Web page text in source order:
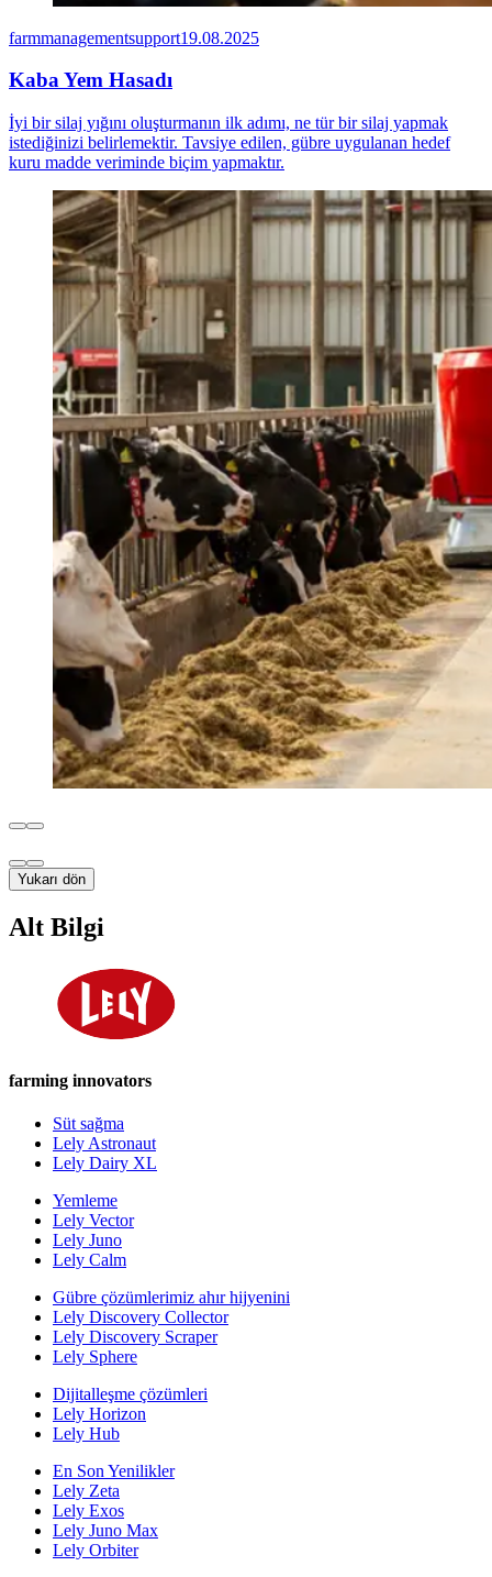
farmmanagementsupport19.08.2025
Kaba Yem Hasadı
İyi bir silaj yığını oluşturmanın ilk adımı, ne tür bir silaj yapmak
istediğinizi belirlemektir. Tavsiye edilen, gübre uygulanan hedef
kuru madde veriminde biçim yapmaktır.
Yukarı dön
Alt Bilgi
farming innovators
Süt sağma
Lely Astronaut
Lely Dairy XL
Yemleme
Lely Vector
Lely Juno
Lely Calm
Gübre çözümlerimiz ahır hijyenini
Lely Discovery Collector
Lely Discovery Scraper
Lely Sphere
Dijitalleşme çözümleri
Lely Horizon
Lely Hub
En Son Yenilikler
Lely Zeta
Lely Exos
Lely Juno Max
Lely Orbiter